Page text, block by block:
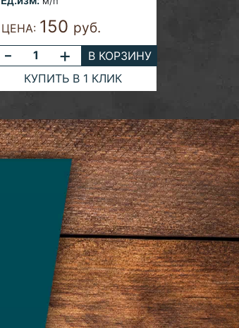
ЦЕНА: 150 руб.
- +
В КОРЗИНУ
КУПИТЬ В 1 КЛИК